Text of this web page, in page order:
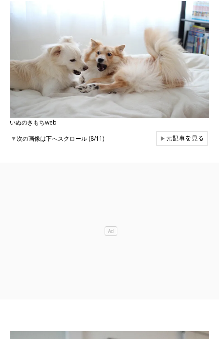
いぬのきもちweb
▼次の画像は下へスクロール (8/11) ▶元記事を見る